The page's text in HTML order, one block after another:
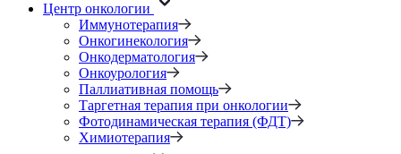
Центр онкологии
Иммунотерапия
Онкогинекология
Онкодерматология
Онкоурология
Паллиативная помощь
Таргетная терапия при онкологии
Фотодинамическая терапия (ФДТ)
Химиотерапия